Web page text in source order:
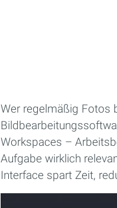
Wer regelmäßig Fotos
Workspaces –
Aufgabe wirklich
Interface spart Zeit,